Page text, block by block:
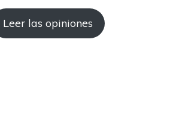
Leer las opiniones